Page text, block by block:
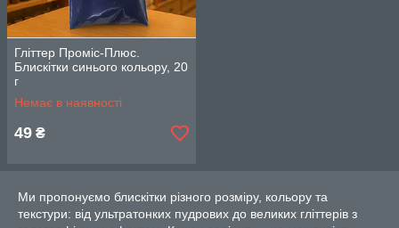
Гліттер Проміс-Плюс.
Блискітки синього кольору, 20
г
Немає в наявності
49 ₴
Ми пропонуємо блискітки різного розміру, кольору та
текстури: від ультратонких пудрових до великих гліттерів з